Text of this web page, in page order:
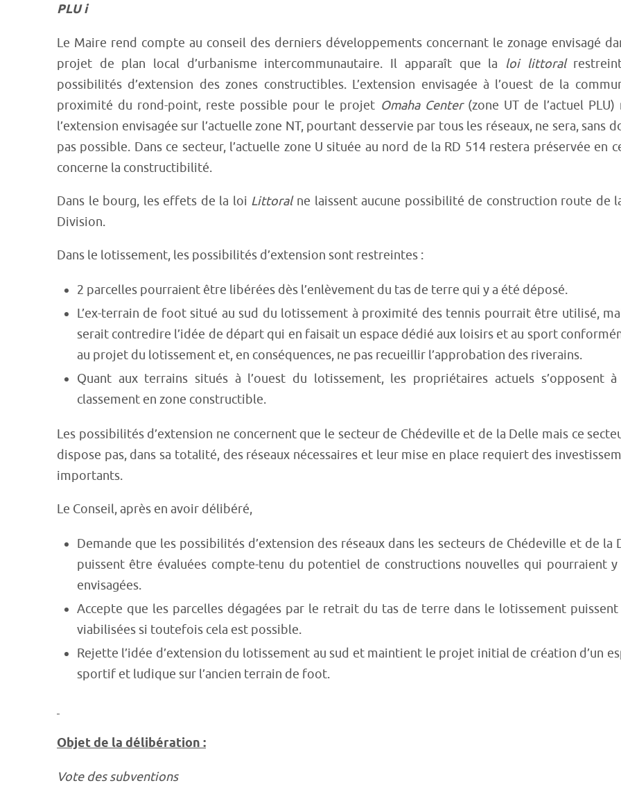
PLU i
Le Maire rend compte au conseil des derniers développements concernant le zonage envisagé
projet de plan local d’urbanisme intercommunautaire. Il apparaît que la loi littoral
possibilités d’extension des zones constructibles. L’extension envisagée à l’ouest de la
proximité du rond-point, reste possible pour le projet Omaha Center(zone UT de l’actuel PLU)
l’extension envisagée sur l’actuelle zone NT, pourtant desservie par tous les réseaux, ne sera, sans
pas possible. Dans ce secteur, l’actuelle zone U située au nord de la RD 514 restera préservée en
concerne la constructibilité.
Dans le bourg, les effets de la loi Littoral ne laissent aucune possibilité de construction route de
Division.
Dans le lotissement, les possibilités d’extension sont restreintes :
2 parcelles pourraient être libérées dès l’enlèvement du tas de terre qui y a été déposé.
L’ex-terrain de foot situé au sud du lotissement à proximité des tennis pourrait être utilisé,
serait contredire l’idée de départ qui en faisait un espace dédié aux loisirs et au sport
au projet du lotissement et, en conséquences, ne pas recueillir l’approbation des riverains.
Quant aux terrains situés à l’ouest du lotissement, les propriétaires actuels s’opposent
classement en zone constructible.
Les possibilités d’extension ne concernent que le secteur de Chédeville et de la Delle mais ce
dispose pas, dans sa totalité, des réseaux nécessaires et leur mise en place requiert des
importants.
Le Conseil, après en avoir délibéré,
Demande que les possibilités d’extension des réseaux dans les secteurs de Chédeville et de la
puissent être évaluées compte-tenu du potentiel de constructions nouvelles qui pourraient
envisagées.
Accepte que les parcelles dégagées par le retrait du tas de terre dans le lotissement
viabilisées si toutefois cela est possible.
Rejette l’idée d’extension du lotissement au sud et maintient le projet initial de création d’un
sportif et ludique sur l’ancien terrain de foot.
Objet de la délibération :
Vote des subventions